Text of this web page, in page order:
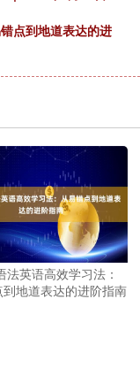
点到地道表达的进
法英语高效学习法：
到地道表达的进阶指南